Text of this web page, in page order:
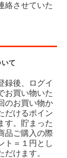
絡させていた
て
録後、ログイ
お買い物いた
のお買い物か
だけるポイン
す。貯まった
品ご購入の際
ト＝１円とし
だけます。